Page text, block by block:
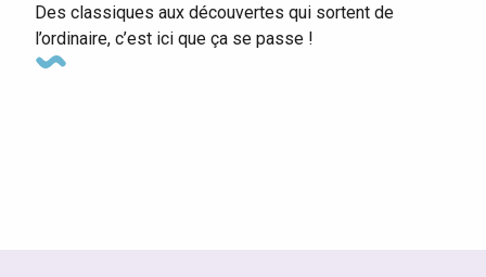
Des classiques aux découvertes qui sortent de
l’ordinaire, c’est ici que ça se passe !